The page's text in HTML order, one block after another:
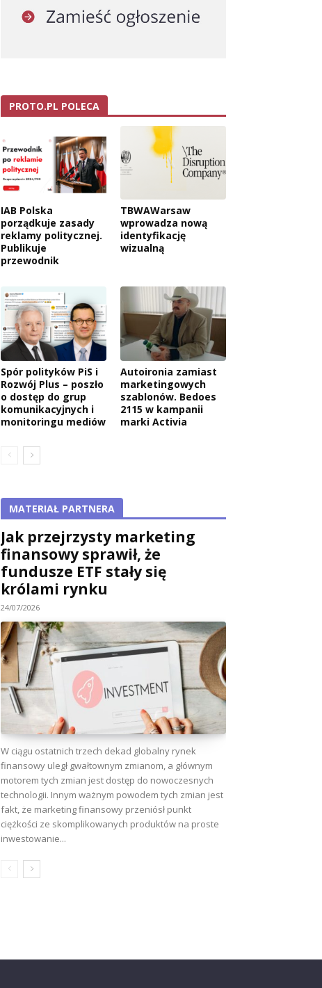
PROTO.PL POLECA
IAB Polska
porządkuje zasady
reklamy politycznej.
Publikuje
przewodnik
TBWAWarsaw
wprowadza nową
identyfikację
wizualną
Spór polityków PiS i
Rozwój Plus – poszło
o dostęp do grup
komunikacyjnych i
monitoringu mediów
Autoironia zamiast
marketingowych
szablonów. Bedoes
2115 w kampanii
marki Activia
MATERIAŁ PARTNERA
Jak przejrzysty marketing
finansowy sprawił, że
fundusze ETF stały się
królami rynku
24/07/2026
W ciągu ostatnich trzech dekad globalny rynek
finansowy uległ gwałtownym zmianom, a głównym
motorem tych zmian jest dostęp do nowoczesnych
technologii. Innym ważnym powodem tych zmian jest
fakt, że marketing finansowy przeniósł punkt
ciężkości ze skomplikowanych produktów na proste
inwestowanie...